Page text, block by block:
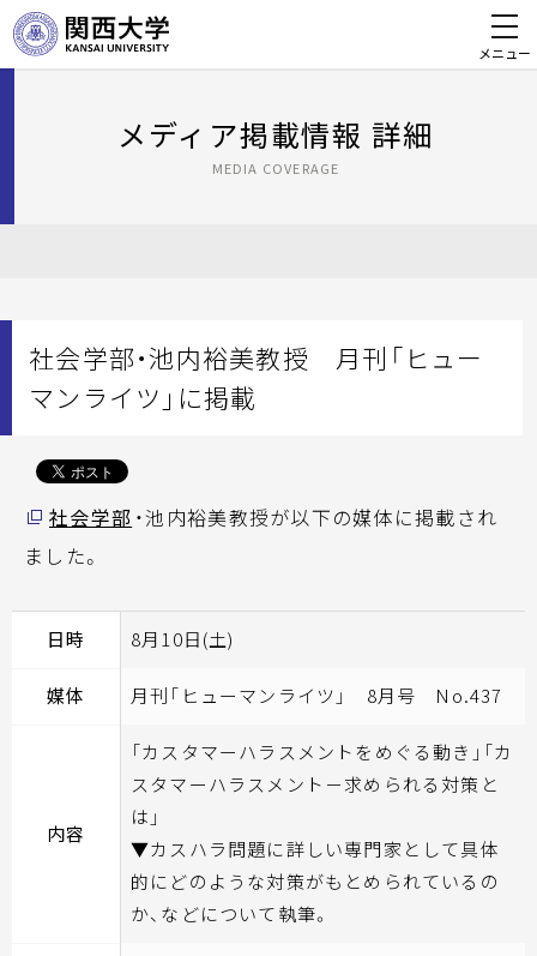
メニュー
メディア掲載情報 詳細
MEDIA COVERAGE
社会学部・池内裕美教授 月刊「ヒュー
マンライツ」に掲載
社会学部 ・池内裕美教授が以下の媒体に掲載され
ました。
日時 8月10日(土)
媒体 月刊「ヒューマンライツ」 8月号 No.437
内容
「カスタマーハラスメントをめぐる動き」「カ
スタマーハラスメント－求められる対策と
は」
▼カスハラ問題に詳しい専門家として具体
的にどのような対策がもとめられているの
か、などについて執筆。